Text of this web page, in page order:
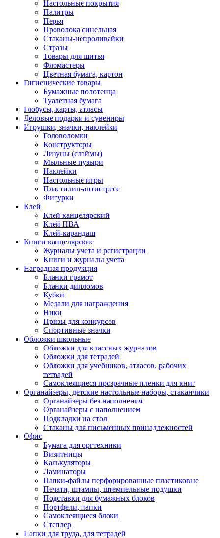
Настольные покрытия
Палитры
Перья
Проволока синельная
Стаканы-непроливайки
Стразы
Товары для шитья
Фломастеры
Цветная бумага, картон
Гигиенические товары
Бумажные полотенца
Туалетная бумага
Глобусы, карты, атласы
Деловые подарки и сувениры
Игрушки, значки, наклейки
Головоломки
Конструкторы
Лизуны (слаймы)
Мыльные пузыри
Наклейки
Настольные игры
Пластилин-антистресс
Фигурки
Клей
Клей канцелярский
Клей ПВА
Клей-карандаш
Книги канцелярские
Журналы учета и регистрации
Книги и журналы учета
Наградная продукция
Бланки грамот
Бланки дипломов
Кубки
Медали для награждения
Ники
Призы для конкурсов
Спортивные значки
Обложки школьные
Обложки для классных журналов
Обложки для тетрадей
Обложки для учебников, атласов, рабочих
тетрадей
Самоклеящиеся прозрачные пленки для книг
Органайзеры, детские настольные наборы, стаканчики
Органайзеры без наполнения
Органайзеры с наполнением
Подкладки на стол
Стаканы для письменных принадлежностей
Офис
Бумага для оргтехники
Визитницы
Калькуляторы
Ламинаторы
Папки-файлы перфорированные пластиковые
Печати, штампы, штемпельные подушки
Подставки для бумажных блоков
Портфели, папки
Самоклеящиеся блоки
Степлер
Папки для труда, для тетрадей